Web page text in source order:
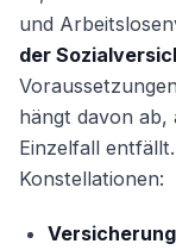
und
der
hängt davon ab,
Einzelfall
Konstellationen: